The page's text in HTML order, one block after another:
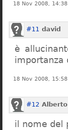
18 Nov 2008, 14:38
#11 david
è
importanza
18 Nov 2008, 15:58
#12 Alberto
il nome del